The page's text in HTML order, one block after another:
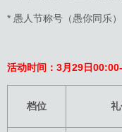
* 愚人节称号（愚你同乐
活动时间：3月29日
档位